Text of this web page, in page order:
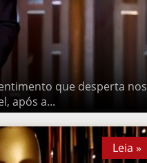
que desperta nos brasileiros
Leia »